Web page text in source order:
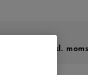
Inkl. moms